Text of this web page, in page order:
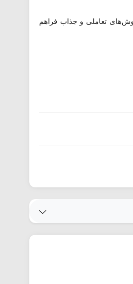
تعاملی و جذاب فراهم